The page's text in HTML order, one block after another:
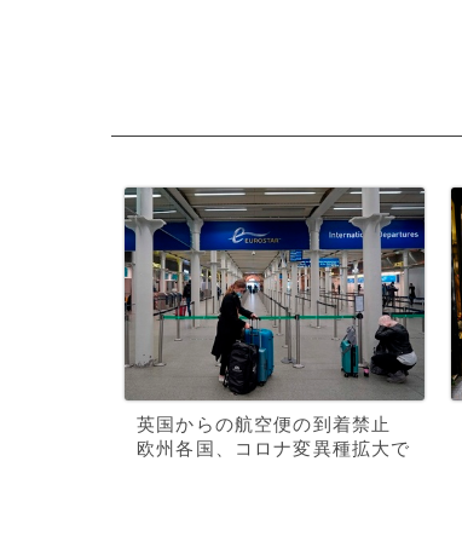
英国からの航空便の到着禁止
欧州各国、コロナ変異種拡大で